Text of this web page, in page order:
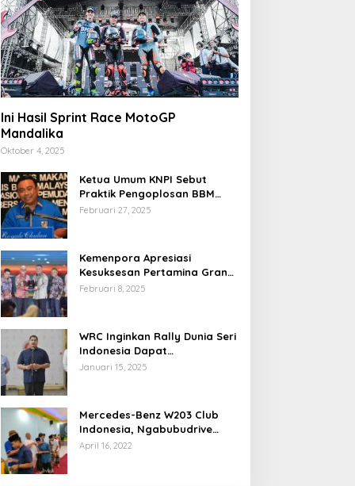
Ini Hasil Sprint Race MotoGP
Mandalika
Oktober 4, 2025
Ketua Umum KNPI Sebut
Praktik Pengoplosan BBM
Cederai Kepercayaan
Februari 27, 2025
Kemenpora Apresiasi
Kesuksesan Pertamina Grand
Prix of Indonesia 2024
Februari 8, 2025
WRC Inginkan Rally Dunia Seri
Indonesia Dapat
Terselenggara 2026
Januari 15, 2025
Mercedes-Benz W203 Club
Indonesia, Ngabubudrive
Ramadhan 2022
April 16, 2022